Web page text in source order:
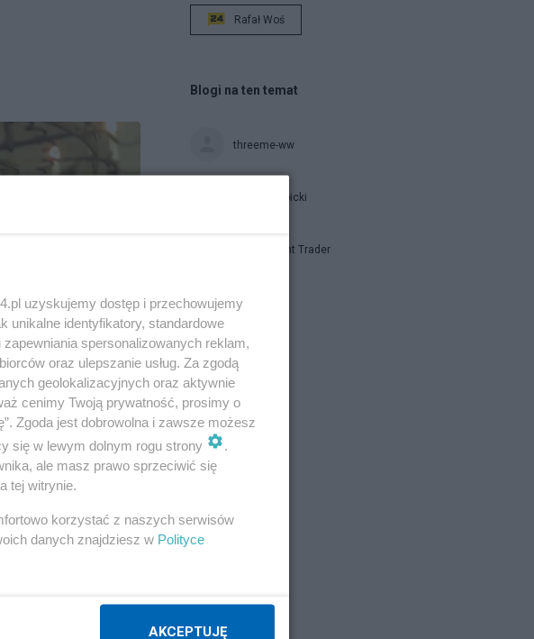
Rafał Woś
Blogi na ten temat
threeme-ww
Jan Filip Libicki
Independent Trader
Napisz notkę
uzyskujemy dostęp i przechowujemy
unikalne identyfikatory, standardowe
spersonalizowanych reklam,
oraz ulepszanie usług. Za zgodą
geolokalizacyjnych oraz aktywnie
cenimy Twoją prywatność, prosimy o
Zgoda jest dobrowolna i zawsze możesz
się w lewym dolnym rogu strony
.
ale masz prawo sprzeciwić się
tej witrynie.
korzystać z naszych serwisów
danych znajdziesz w Polityce
AKCEPTUJĘ